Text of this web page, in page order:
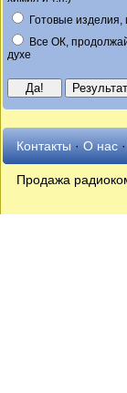
Готовые изделия,
Все ОК,
духе
Контакты·О нас
Продажа